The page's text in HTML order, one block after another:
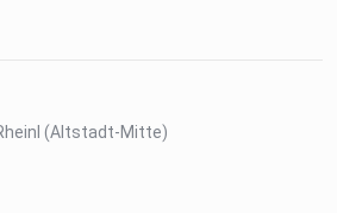
(Altstadt-Mitte)